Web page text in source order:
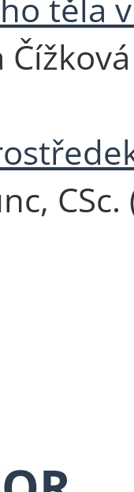
CSc.